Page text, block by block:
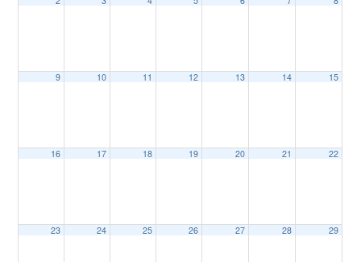
9 10 11 12 13 14 15
16 17 18 19 20 21 22
23 24 25 26 27 28 29